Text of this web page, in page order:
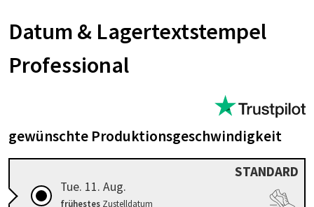
Da­tum & La­ger­text­stem­pel
Pro­fes­sio­nal
gewünschte Produktionsgeschwindigkeit
Tue. 11. Aug.
frühestes Zustelldatum
STANDARD